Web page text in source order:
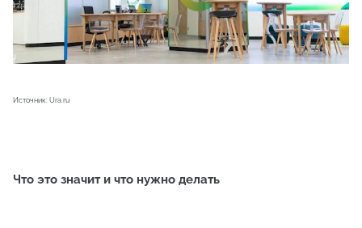
Источник: Ura.ru
Что это значит и что нужно делать